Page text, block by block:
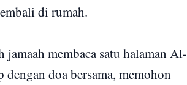
di rumah.
membaca satu halaman Al-
doa bersama, memohon